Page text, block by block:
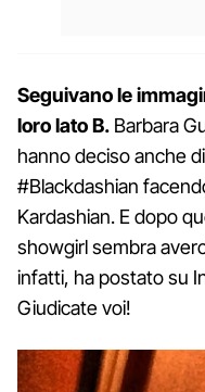
Seguivano le
loro lato B. Barbara
hanno deciso anche
#Blackdashian
Kardashian. E dopo
showgirl sembra
infatti, ha postato su
Giudicate voi!